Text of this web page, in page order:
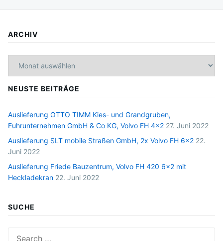
ARCHIV
NEUSTE BEITRÄGE
Auslieferung OTTO TIMM Kies- und Grandgruben,
Fuhrunternehmen GmbH & Co KG, Volvo FH 4×2 27. Juni 2022
Auslieferung SLT mobile Straßen GmbH, 2x Volvo FH 6×2 22.
Juni 2022
Auslieferung Friede Bauzentrum, Volvo FH 420 6×2 mit
Heckladekran 22. Juni 2022
SUCHE